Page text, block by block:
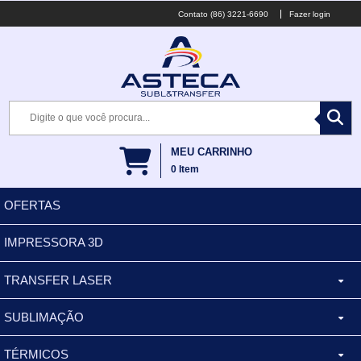
(86) 3221-6690 Fazer login
MEU CARRINHO
0 Item
OFERTAS
IMPRESSORA 3D
TRANSFER LASER
CANECA ALUMINIO
BALDES
SUBLIMAÇÃO
XÍCARA
TÉRMICOS